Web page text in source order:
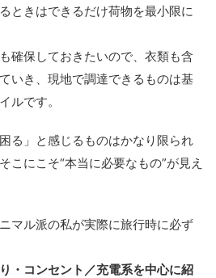
ときはできるだけ荷物を最小限に
確保しておきたいので、衣類も含
いき、現地で調達できるものは基
ルです。
る」と感じるものはかなり限られ
こにこそ“本当に必要なもの”が見え
マル派の私が実際に旅行時に必ず
・コンセント／充電系を中心に紹